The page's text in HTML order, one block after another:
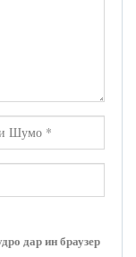
дар ин браузер